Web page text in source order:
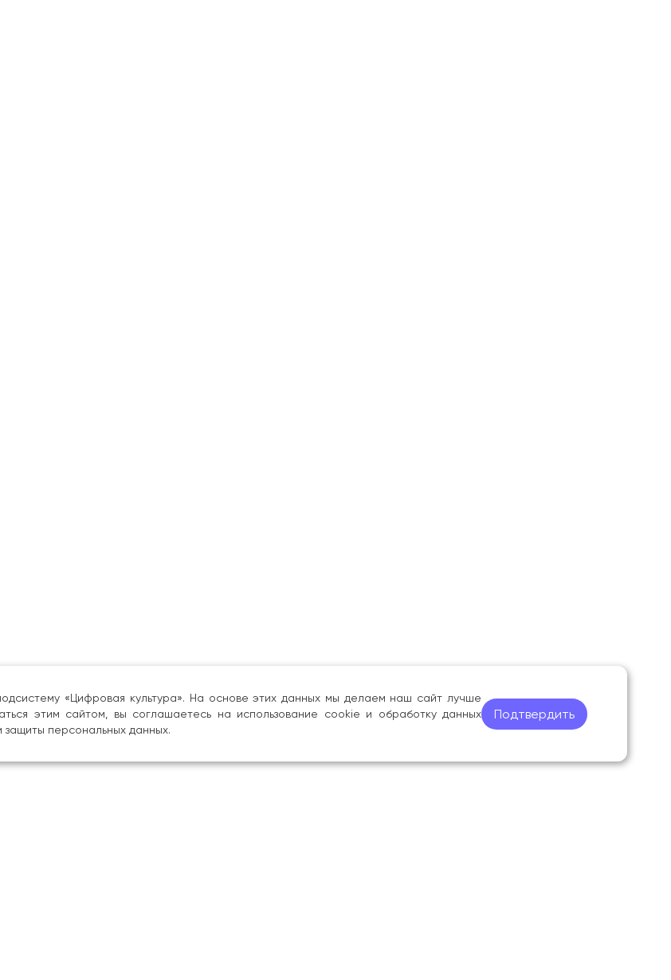
«Цифровая культура». На основе этих данных мы делаем наш сайт лучше
этим сайтом, вы соглашаетесь на использование cookie и обработку данных
защиты персональных данных.
Подтвердить